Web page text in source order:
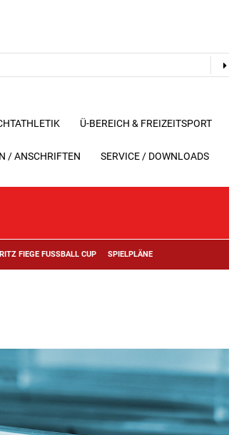
Ü-BEREICH & FREIZEITSPORT
/ ANSCHRIFTEN SERVICE / DOWNLOADS
FIEGE FUSSBALL CUP SPIELPLÄNE